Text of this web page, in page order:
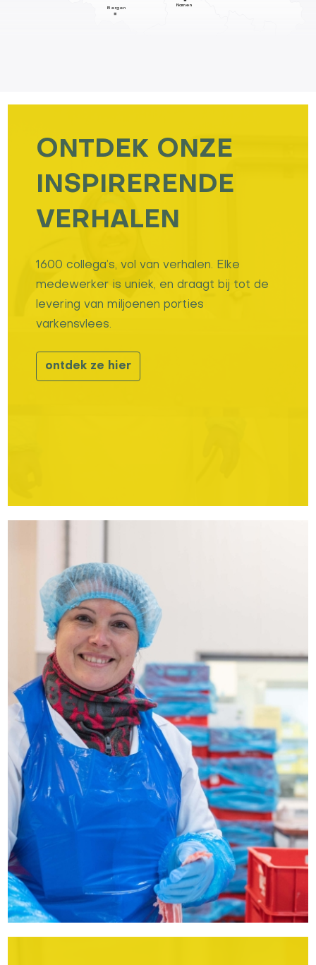
Bergen
Namen
ONTDEK ONZE
INSPIRERENDE
VERHALEN
1600 collega’s, vol van verhalen. Elke
medewerker is uniek, en draagt bij tot de
levering van miljoenen porties
varkensvlees.
ontdek ze hier